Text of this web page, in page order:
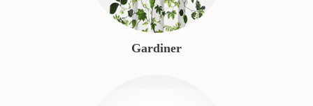
Gardiner